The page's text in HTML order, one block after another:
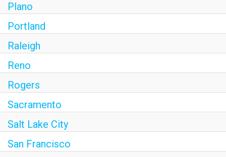
Plano
Portland
Raleigh
Reno
Rogers
Sacramento
Salt Lake City
San Francisco